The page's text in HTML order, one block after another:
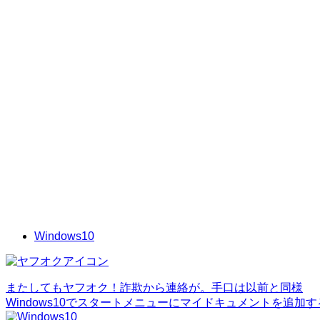
Windows10
またしてもヤフオク！詐欺から連絡が。手口は以前と同様
Windows10でスタートメニューにマイドキュメントを追加す